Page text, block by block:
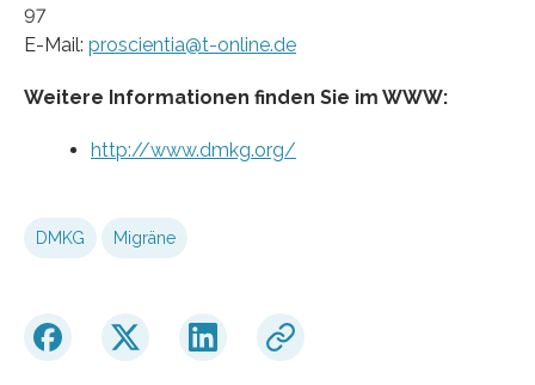
97
E-Mail: proscientia@t-online.de
Weitere Informationen finden Sie im WWW:
http://www.dmkg.org/
DMKG Migräne